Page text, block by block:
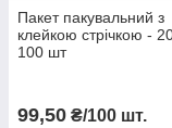
Пакет пакувальний з
клейкою стрічкою -
100 шт
99,50 ₴/100 шт.